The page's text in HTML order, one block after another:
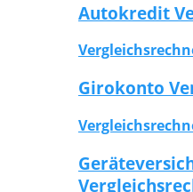
Autokredit
Girokonto